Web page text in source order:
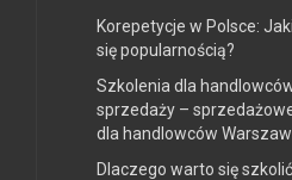
Korepetycje w Polsce:
się popularnością?
Szkolenia dla
sprzedaży –
dla handlowców
Dlaczego warto się